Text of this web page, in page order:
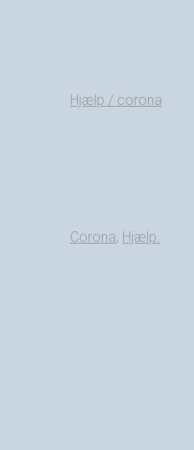
Hjælp / corona
Corona, Hjælp.